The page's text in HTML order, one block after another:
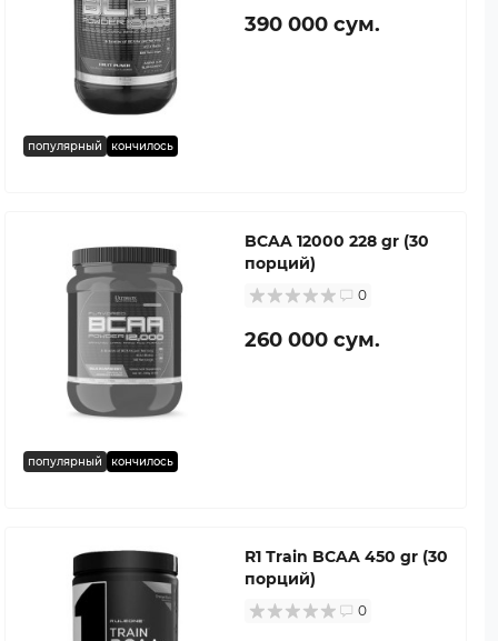
популярный кончилось
390 000 сум.
популярный кончилось
BCAA 12000 228 gr (30
порций)
0
260 000 сум.
R1 Тrain BCAA 450 gr (30
порций)
0